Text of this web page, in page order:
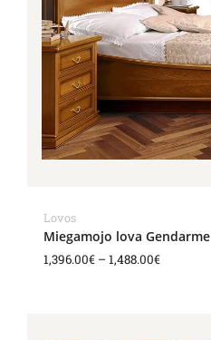
Lovos
Miegamojo lova Gendarme
1,396.00€ –1,488.00€